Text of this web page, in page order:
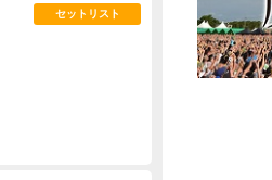
セットリスト